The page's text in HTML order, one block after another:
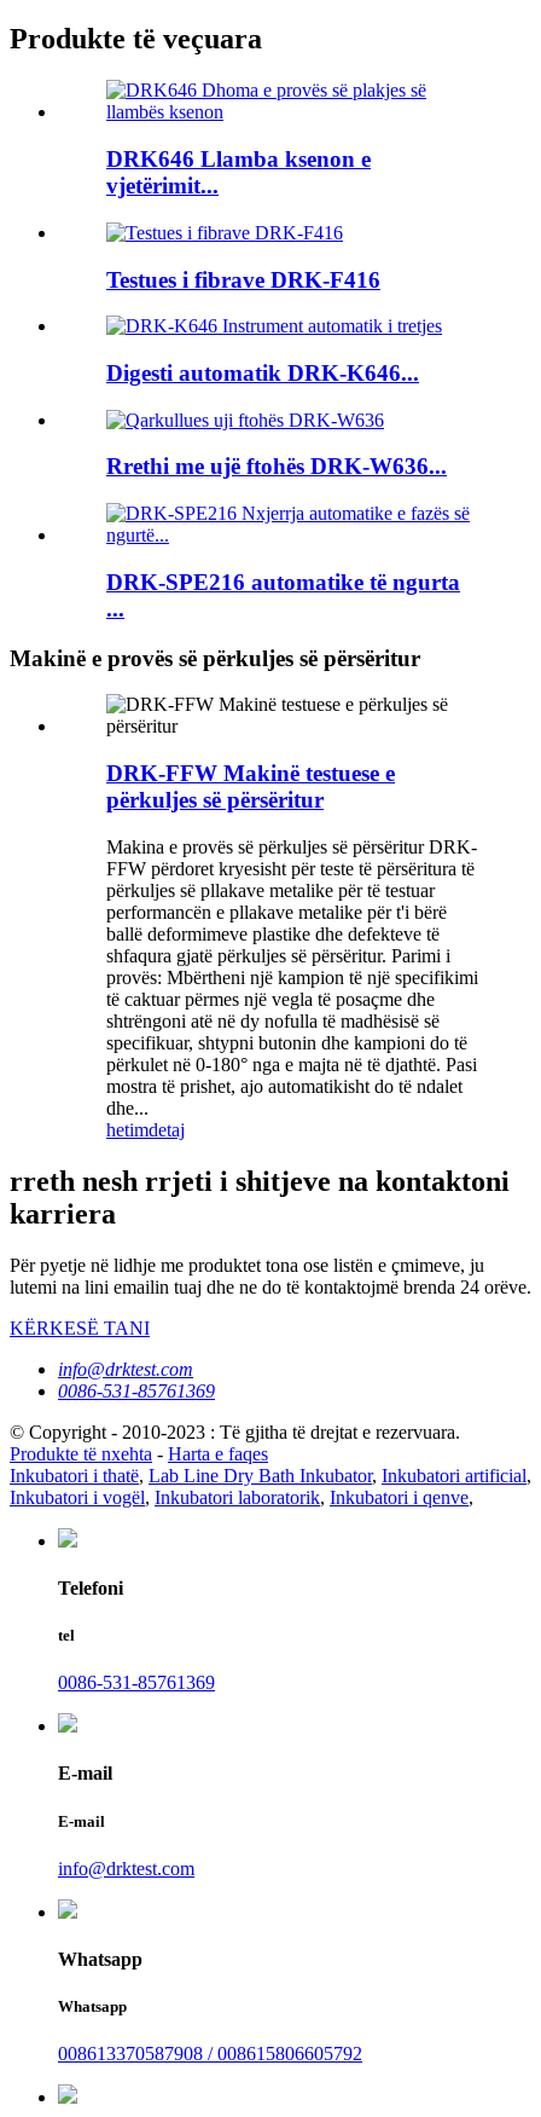
Produkte të veçuara
DRK646 Llamba ksenon e
vjetërimit...
Testues i fibrave DRK-F416
Digesti automatik DRK-K646...
Rrethi me ujë ftohës DRK-W636...
DRK-SPE216 automatike të ngurta
...
Makinë e provës së përkuljes së përsëritur
DRK-FFW Makinë testuese e
përkuljes së përsëritur
Makina e provës së përkuljes së përsëritur DRK-
FFW përdoret kryesisht për teste të përsëritura të
përkuljes së pllakave metalike për të testuar
performancën e pllakave metalike për t'i bërë
ballë deformimeve plastike dhe defekteve të
shfaqura gjatë përkuljes së përsëritur. Parimi i
provës: Mbërtheni një kampion të një specifikimi
të caktuar përmes një vegla të posaçme dhe
shtrëngoni atë në dy nofulla të madhësisë së
specifikuar, shtypni butonin dhe kampioni do të
përkulet në 0-180° nga e majta në të djathtë. Pasi
mostra të prishet, ajo automatikisht do të ndalet
dhe...
hetimdetaj
rreth nesh rrjeti i shitjeve na kontaktoni
karriera
Për pyetje në lidhje me produktet tona ose listën e çmimeve, ju
lutemi na lini emailin tuaj dhe ne do të kontaktojmë brenda 24 orëve.
KËRKESË TANI
info@drktest.com
0086-531-85761369
© Copyright - 2010-2023 : Të gjitha të drejtat e rezervuara.
Produkte të nxehta - Harta e faqes
Inkubatori i thatë, Lab Line Dry Bath Inkubator, Inkubatori artificial,
Inkubatori i vogël, Inkubatori laboratorik, Inkubatori i qenve,
Telefoni
tel
0086-531-85761369
E-mail
E-mail
info@drktest.com
Whatsapp
Whatsapp
008613370587908 / 008615806605792